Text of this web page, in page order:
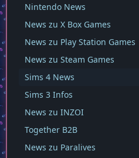
Nintendo News
News zu X Box Games
News zu Play Station Games
News zu Steam Games
Sims 4 News
Sims 3 Infos
News zu INZOI
Together B2B
News zu Paralives